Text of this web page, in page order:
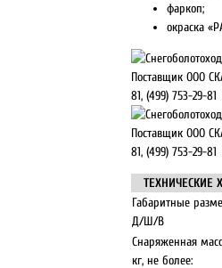
фаркоп;
окраска
ТЕХНИЧЕСКИЕ
Габаритные
Д/Ш/В
Снаряженная
кг, не более: